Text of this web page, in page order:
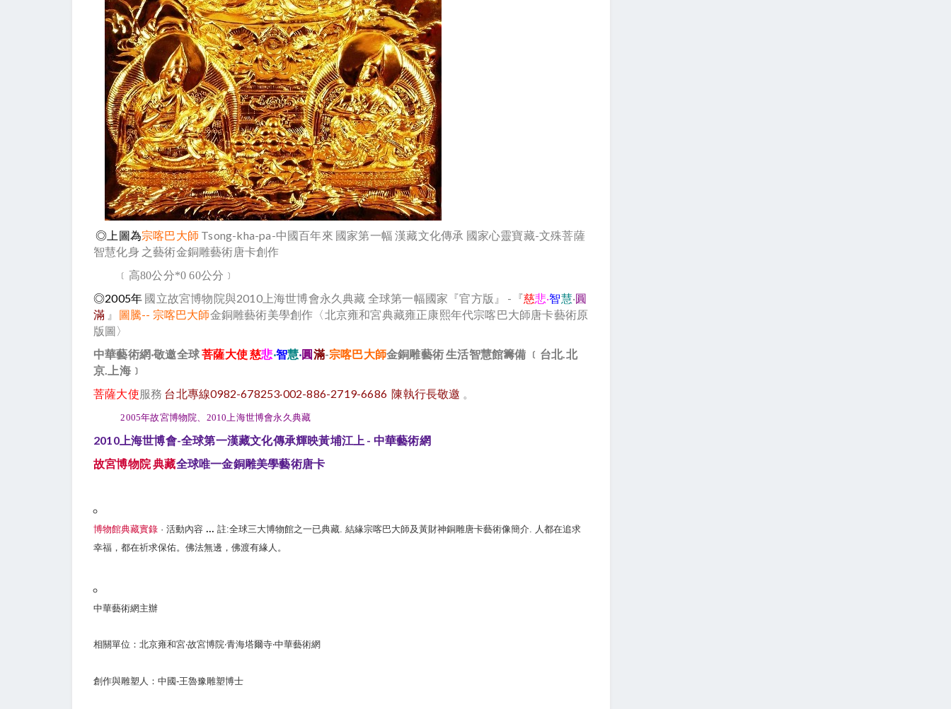
◎上圖為宗喀巴大師 Tsong-kha-pa-中國百年來 國家第一幅 漢藏文化傳承 國家心靈寶藏-文殊菩薩
智慧化身 之藝術金銅雕藝術唐卡創作
﹝高80公分*0 60公分﹞
◎2005年 國立故宮博物院與2010上海世博會永久典藏 全球第一幅國家『官方版』 - 『慈悲‧智慧‧圓
滿 』 圖騰-- 宗喀巴大師金銅雕藝術美學創作〈北京雍和宮典藏雍正康熙年代宗喀巴大師唐卡藝術原
版圖〉
中華藝術網‧敬邀全球菩薩大使慈悲‧智慧‧圓滿-宗喀巴大師金銅雕藝術 生活智慧館籌備 ﹝ 台北.北
京.上海﹞
菩薩大使服務 台北專線0982-678253‧002-886-2719-6686 陳執行長敬邀 。
2005年故宮博物院、2010上海世博會永久典藏
2010上海世博會-全球第一漢藏文化傳承輝映黃埔江上 - 中華藝術網
故宮博物院 典藏全球唯一金銅雕美學藝術唐卡
博物館典藏實錄 · 活動內容 ... 註:全球三大博物館之一已典藏. 結緣宗喀巴大師及黃財神銅雕唐卡藝術像簡介. 人都在追求
幸福，都在祈求保佑。佛法無邊，佛渡有緣人。
中華藝術網主辦
相關單位：北京雍和宮‧故宮博院‧青海塔爾寺‧中華藝術網
創作與雕塑人：中國-王魯豫雕塑博士